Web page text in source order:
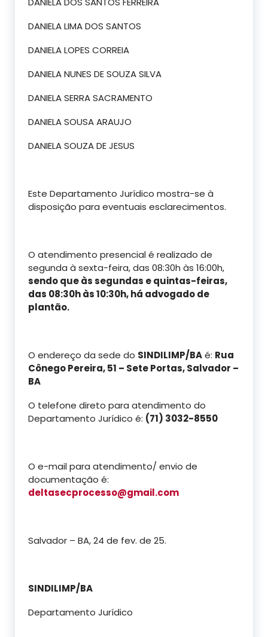
DANIELA LIMA DOS SANTOS
DANIELA LOPES CORREIA
DANIELA NUNES DE SOUZA SILVA
DANIELA SERRA SACRAMENTO
DANIELA SOUSA ARAUJO
DANIELA SOUZA DE JESUS
Este Departamento Jurídico mostra-se à
disposição para eventuais esclarecimentos.
O atendimento presencial é realizado de
segunda à sexta-feira, das 08:30h às 16:00h,
sendo que às segundas e quintas-feiras,
das 08:30h às 10:30h, há advogado de
plantão.
O endereço da sede do SINDILIMP/BAé: Rua
Cônego Pereira, 51 – Sete Portas, Salvador –
BA
O telefone direto para atendimento do
Departamento Jurídico é: (71) 3032-8550
O e-mail para atendimento/ envio de
documentação é:
deltasecprocesso@gmail.com
Salvador – BA, 24 de fev. de 25.
SINDILIMP/BA
Departamento Jurídico